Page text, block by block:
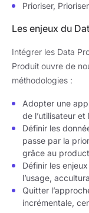
Prioriser,
Les enjeux du
Intégrer les Data
Produit ouvre de
méthodologies :
Adopter une
de l’utilisateur
Définir les
passe par la
grâce au
Définir les
l’usage,
Quitter
incrémentale,